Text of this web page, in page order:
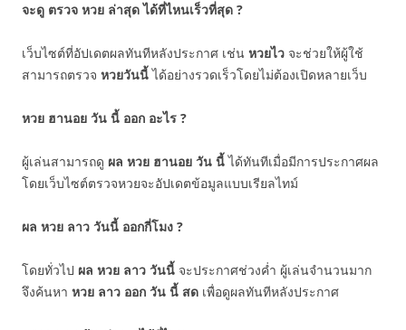
จะดู ตรวจ หวย ล่าสุด ได้ที่ไหนเร็วที่สุด ?
เว็บไซต์ที่อัปเดตผลทันทีหลังประกาศ เช่น หวยไว จะช่วยให้ผู้ใช้
สามารถตรวจ หวยวันนี้ได้อย่างรวดเร็วโดยไม่ต้องเปิดหลายเว็บ
หวย ฮานอย วัน นี้ ออก อะไร ?
ผู้เล่นสามารถดู ผล หวย ฮานอย วัน นี้ได้ทันทีเมื่อมีการประกาศผล
โดยเว็บไซต์ตรวจหวยจะอัปเดตข้อมูลแบบเรียลไทม์
ผล หวย ลาว วันนี้ ออกกี่โมง ?
โดยทั่วไป ผล หวย ลาว วันนี้ จะประกาศช่วงค่ำ ผู้เล่นจำนวนมาก
จึงค้นหา หวย ลาว ออก วัน นี้ สด เพื่อดูผลทันทีหลังประกาศ